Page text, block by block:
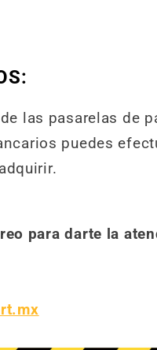
las pasarelas de
puedes
para darte la